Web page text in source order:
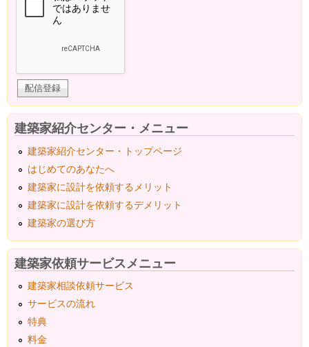
建築家紹介センター・メニュー
建築家紹介センター・トップページ
はじめてのあなたへ
建築家に設計を依頼するメリット
建築家に設計を依頼するデメリット
建築家の選び方
建築家依頼サービスメニュー
建築家相談依頼サービス
サービスの流れ
特典
料金